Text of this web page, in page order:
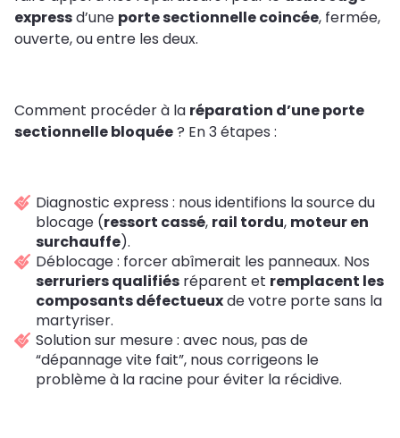
expressd’une porte sectionnelle coincée, fermée,
ouverte, ou entre les deux.
Comment procéder à la réparation d’une porte
sectionnelle bloquée? En 3 étapes :
Diagnostic express : nous identifions la source du
blocage (ressort cassé, rail tordu, moteur en
surchauffe).
Déblocage : forcer abîmerait les panneaux. Nos
serruriers qualifiés réparent et remplacent les
composants défectueuxde votre porte sans la
martyriser.
Solution sur mesure : avec nous, pas de
“dépannage vite fait”, nous corrigeons le
problème à la racine pour éviter la récidive.